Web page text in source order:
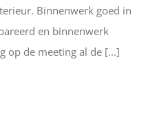
Binnenwerk goed in
en binnenwerk
op de meeting al de [...]